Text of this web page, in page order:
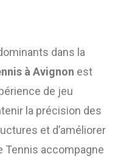
dans la
à Avignon est
de jeu
la précision des
et d’améliorer
Tennis accompagne